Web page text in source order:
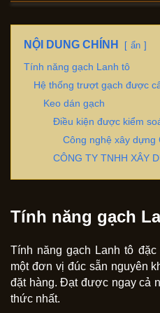
NỘI DUNG CHÍNH ẩn
Tính năng gạch Lanh tô
Hệ thống trượt gạch được
Keo dán gạch
Điều kiện được kiểm
Công nghệ xây dựng
CÔNG TY TNHH XÂY
Tính năng gạch
Tính năng gạch Lanh tô
một đơn vị đúc sẵn nguyên
đặt hàng. Đạt được ngay cả
thức nhất.